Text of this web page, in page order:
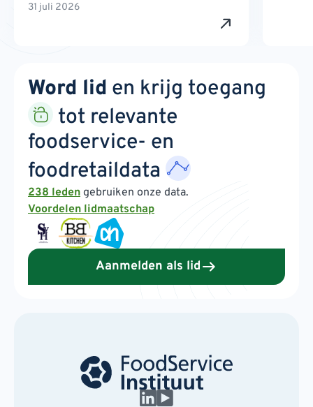
31 juli 2026
Word lid en krijg toegang
tot relevante
foodservice- en
foodretaildata
238 leden gebruiken onze data.
Voordelen lidmaatschap
Aanmelden als lid